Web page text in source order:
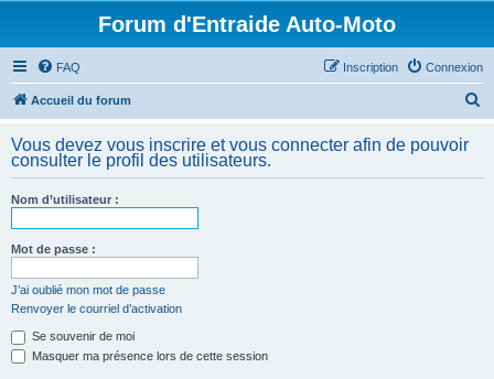
Forum d'Entraide Auto-Moto
FAQ Connexion
Inscription
Accueil du forum
h
Vous devez vous inscrire et vous connecter afin de pouvoir
consulter le profil des utilisateurs.
Nom d’utilisateur :
Mot de passe :
J’ai oublié mon mot de passe
Renvoyer le courriel d’activation
Se souvenir de moi
Masquer ma présence lors de cette session